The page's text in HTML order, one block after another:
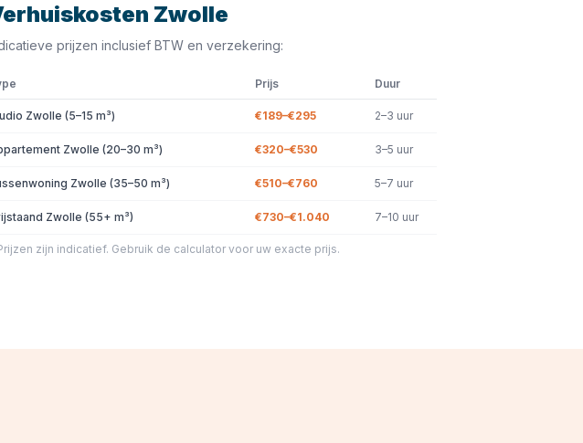
Zwolle
prijzen inclusief BTW en verzekering:
Prijs Duur
Zwolle (5–15 m³) €189–€295 2–3 uur
Zwolle (20–30 m³) €320–€530 3–5 uur
Zwolle (35–50 m³) €510–€760 5–7 uur
Zwolle (55+ m³) €730–€1.040 7–10 uur
zijn indicatief. Gebruik de calculator voor uw exacte prijs.